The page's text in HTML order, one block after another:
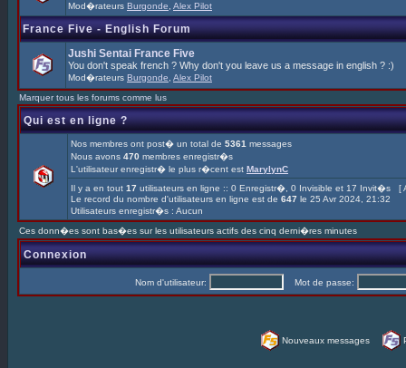
Mod�rateurs Burgonde Alex Pilot
France Five - English Forum
Jushi Sentai France Five
You don't speak french ? Why don't you leave us a message in english ? :)
Mod�rateurs Burgonde Alex Pilot
Marquer tous les forums comme lus
Qui est en ligne ?
Nos membres ont post� un total de 5361 messages
Nous avons 470 membres enregistr�s
L'utilisateur enregistr� le plus r�cent est MarylynC
Il y a en tout 17 utilisateurs en ligne :: 0 Enregistr�, 0 Invisible et 17 Invit�s [
Le record du nombre d'utilisateurs en ligne est de 647 le 25 Avr 2024, 21:32
Utilisateurs enregistr�s : Aucun
Ces donn�es sont bas�es sur les utilisateurs actifs des cinq derni�res minutes
Connexion
Nom d'utilisateur: Mot de passe:
Nouveaux messages